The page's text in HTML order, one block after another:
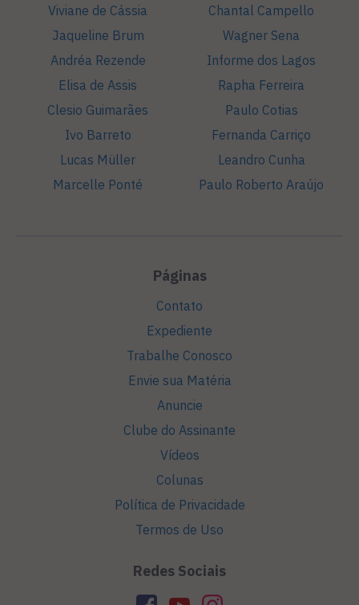
Viviane de Cássia
Jaqueline Brum
Andréa Rezende
Elisa de Assis
Clesio Guimarães
Ivo Barreto
Lucas Müller
Marcelle Ponté
Chantal Campello
Wagner Sena
Informe dos Lagos
Rapha Ferreira
Paulo Cotias
Fernanda Carriço
Leandro Cunha
Paulo Roberto Araújo
Páginas
Contato
Expediente
Trabalhe Conosco
Envie sua Matéria
Anuncie
Clube do Assinante
Vídeos
Colunas
Política de Privacidade
Termos de Uso
Redes Sociais